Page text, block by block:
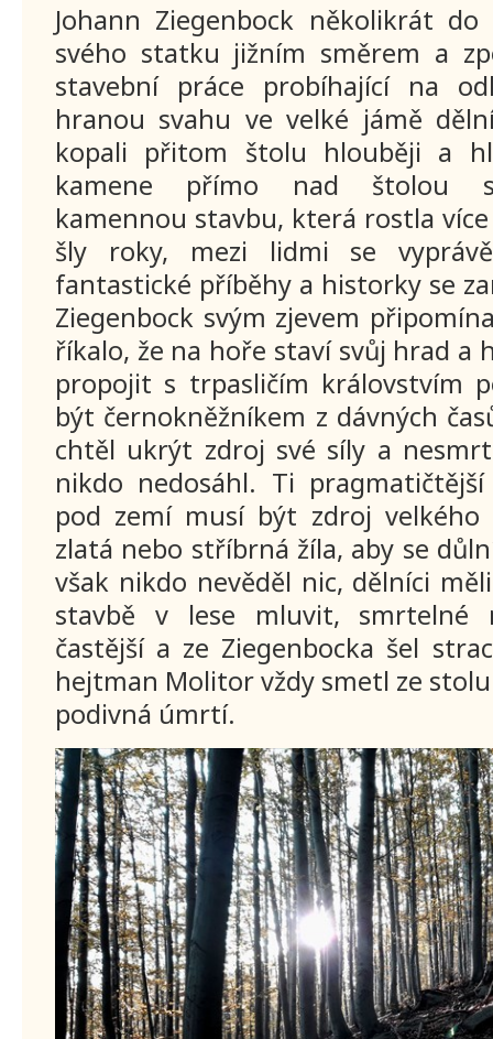
Johann Ziegenbock několikrát
svého statku jižním směrem a
stavební práce probíhající na
hranou svahu ve velké jámě
kopali přitom štolu hlouběji a
kamene přímo nad štolou
kamennou stavbu, která rostla více
šly roky, mezi lidmi se
fantastické příběhy a historky se
Ziegenbock svým zjevem
říkalo, že na hoře staví svůj hrad a
propojit s trpasličím královstvím
být černokněžníkem z dávných
chtěl ukrýt zdroj své síly a
nikdo nedosáhl. Ti pragmatičtější
pod zemí musí být zdroj velkého
zlatá nebo stříbrná žíla, aby se
však nikdo nevěděl nic, dělníci
stavbě v lese mluvit, smrtelné
častější a ze Ziegenbocka šel
hejtman Molitor vždy smetl ze
podivná úmrtí.